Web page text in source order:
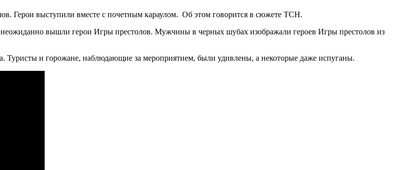
Герои выступили вместе с почетным караулом. Об этом говорится в сюжете ТСН.
неожиданно вышли герои Игры престолов. Мужчины в черных шубах изображали героев Игры престолов из
Туристы и горожане, наблюдающие за мероприятием, были удивлены, а некоторые даже испуганы.